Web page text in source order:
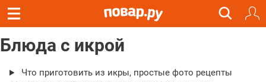
Блюда с икрой
Что приготовить из икры, простые фото рецепты